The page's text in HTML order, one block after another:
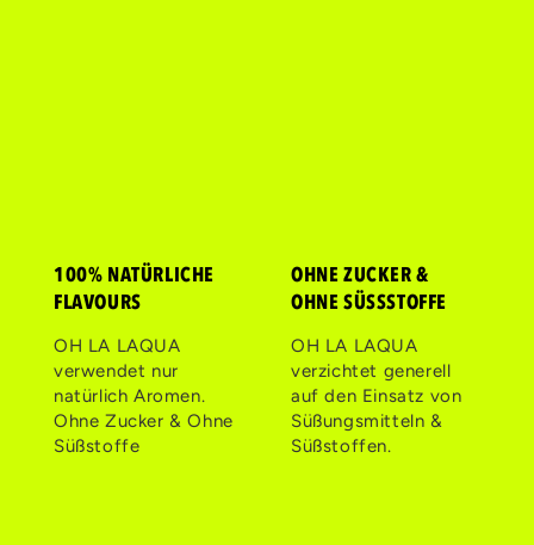
100% NATÜRLICHE
FLAVOURS
OH LA LAQUA
verwendet nur
natürlich Aromen.
Ohne Zucker & Ohne
Süßstoffe
OHNE ZUCKER &
OHNE SÜSSSTOFFE
OH LA LAQUA
verzichtet generell
auf den Einsatz von
Süßungsmitteln &
Süßstoffen.